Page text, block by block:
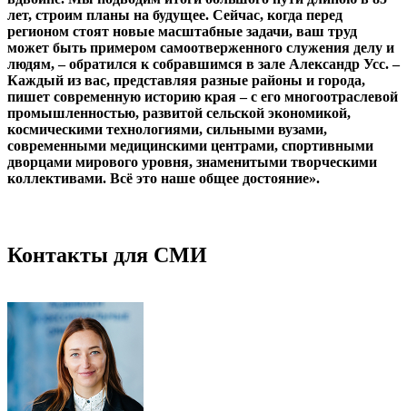
лет, строим планы на будущее. Сейчас, когда перед
регионом стоят новые масштабные задачи, ваш труд
может быть примером самоотверженного служения делу и
людям, – обратился к собравшимся в зале Александр Усс. –
Каждый из вас, представляя разные районы и города,
пишет современную историю края – с его многоотраслевой
промышленностью, развитой сельской экономикой,
космическими технологиями, сильными вузами,
современными медицинскими центрами, спортивными
дворцами мирового уровня, знаменитыми творческими
коллективами. Всё это наше общее достояние».
Контакты для СМИ